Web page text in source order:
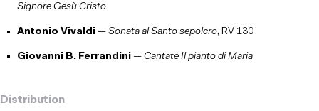
Signore Gesù Cristo
Antonio Vivaldi — Sonata al Santo sepolcro, RV 130
Giovanni B. Ferrandini — Cantate Il pianto di Maria
Distribution